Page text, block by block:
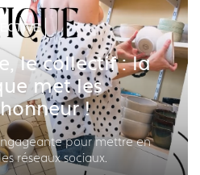
le collectif : la
met les
!
pour mettre en
réseaux sociaux.